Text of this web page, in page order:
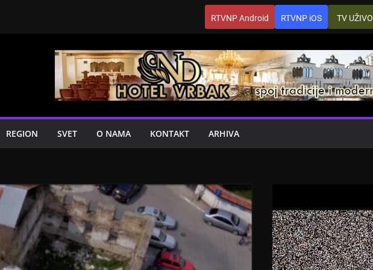
RTVNP Android RTVNP iOS TV UŽIVO
REGION SVET O NAMA KONTAKT ARHIVA